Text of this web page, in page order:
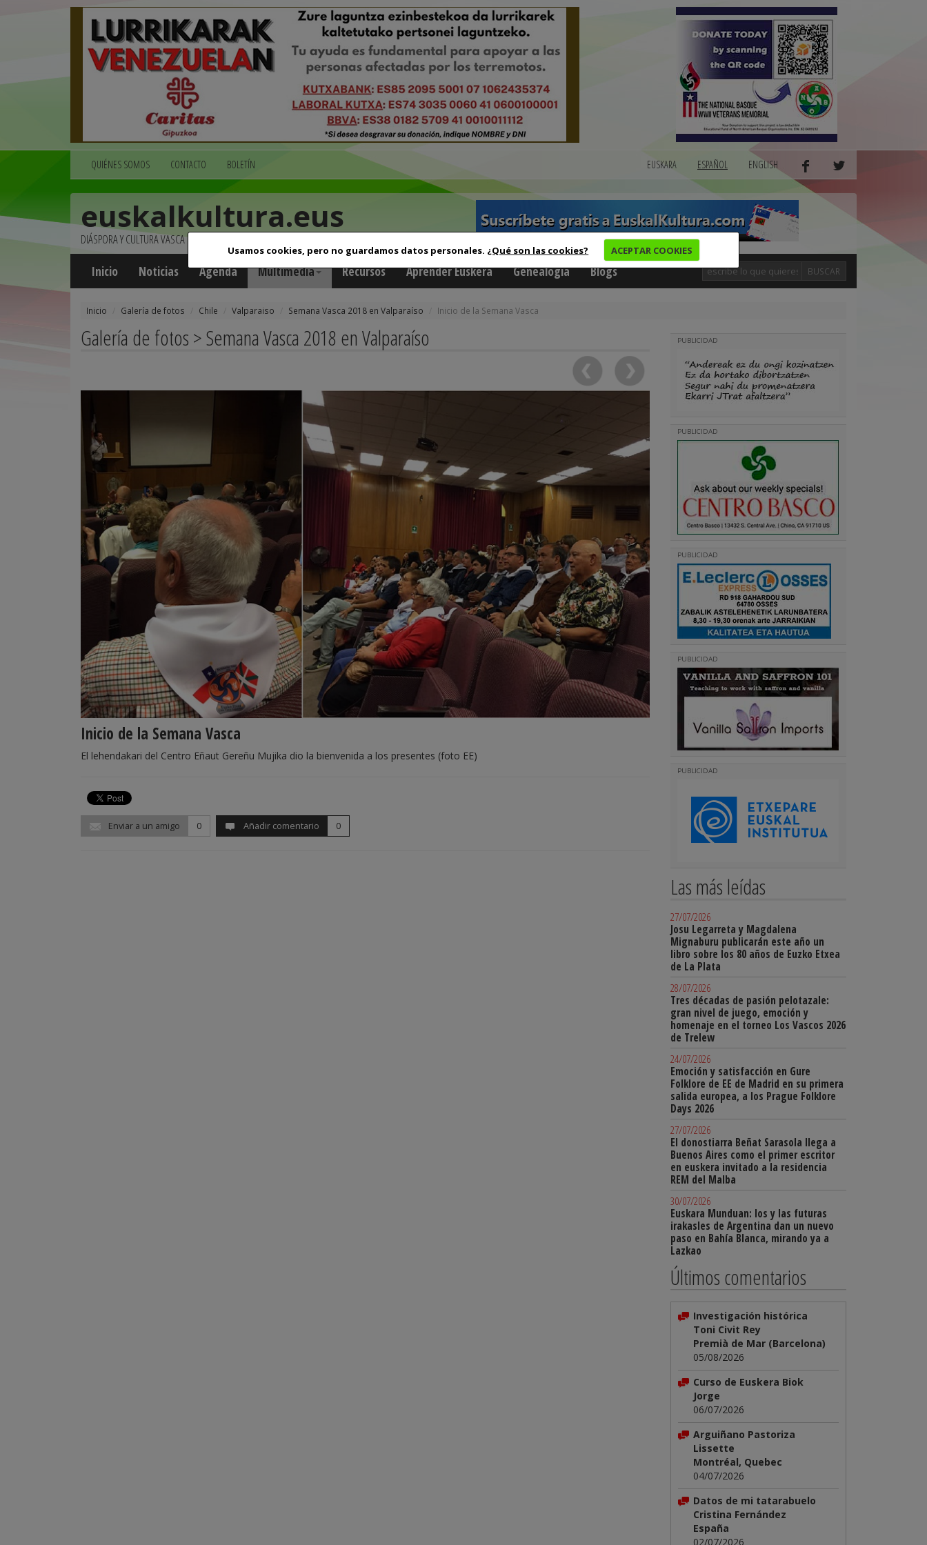
Usamos cookies, pero no guardamos datos personales. ¿Qué son las cookies? ACEPTAR COOKIES
QUIÉNES SOMOS CONTACTO BOLETÍN EUSKARA ESPAÑOL ENGLISH
euskalkultura.eus
DIÁSPORA Y CULTURA VASCA
Inicio Noticias Agenda Multimedia Recursos Aprender Euskera Genealogía Blogs BUSCAR
Inicio Galería de fotos Chile Valparaiso Semana Vasca 2018 en Valparaíso Inicio de la Semana Vasca
Galería de fotos > Semana Vasca 2018 en Valparaíso
Inicio de la Semana Vasca
El lehendakari del Centro Eñaut Gereñu Mujika dio la bienvenida a los presentes (foto EE)
Enviar a un amigo 0 Añadir comentario 0
PUBLICIDAD
PUBLICIDAD
PUBLICIDAD
PUBLICIDAD
PUBLICIDAD
Las más leídas
27/07/2026
Josu Legarreta y Magdalena
Mignaburu publicarán este año un
libro sobre los 80 años de Euzko Etxea
de La Plata
28/07/2026
Tres décadas de pasión pelotazale:
gran nivel de juego, emoción y
homenaje en el torneo Los Vascos 2026
de Trelew
24/07/2026
Emoción y satisfacción en Gure
Folklore de EE de Madrid en su primera
salida europea, a los Prague Folklore
Days 2026
27/07/2026
El donostiarra Beñat Sarasola llega a
Buenos Aires como el primer escritor
en euskera invitado a la residencia
REM del Malba
30/07/2026
Euskara Munduan: los y las futuras
irakasles de Argentina dan un nuevo
paso en Bahía Blanca, mirando ya a
Lazkao
Últimos comentarios
Investigación histórica
Toni Civit Rey
Premià de Mar (Barcelona)
05/08/2026
Curso de Euskera Biok
Jorge
06/07/2026
Arguiñano Pastoriza
Lissette
Montréal, Quebec
04/07/2026
Datos de mi tatarabuelo
Cristina Fernández
España
02/07/2026